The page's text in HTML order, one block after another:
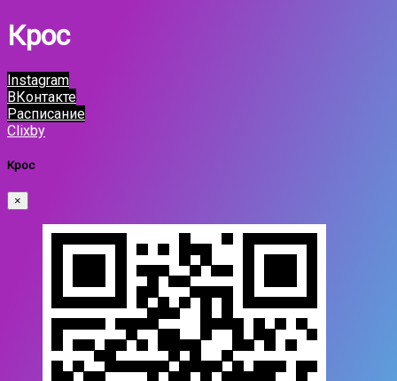
Крос
Instagram
ВКонтакте
Расписание
Clixby
Крос
×